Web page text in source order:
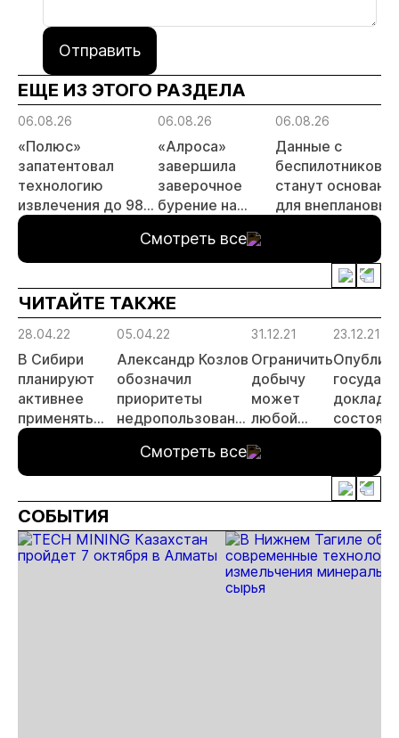
Отправить
ЕЩЕ ИЗ ЭТОГО РАЗДЕЛА
06.08.26
«Полюс»
запатентовал
технологию
извлечения до 98%
золота из
металлургического
шлака
06.08.26
«Алроса»
завершила
заверочное
бурение на
месторождении
Дегдекан
06.08.26
Данные с
беспилотников
станут
для внеплановых
Смотреть все
ЧИТАЙТЕ ТАКЖЕ
28.04.22
В Сибири
планируют
активнее
применять
заявительный
получения
лицензий
05.04.22
Александр Козлов
обозначил
приоритеты
недропользования
31.12.21
Ограничить
добычу
может
любой
Александр
Козлов
23.12.21
доклад
Смотреть все
СОБЫТИЯ